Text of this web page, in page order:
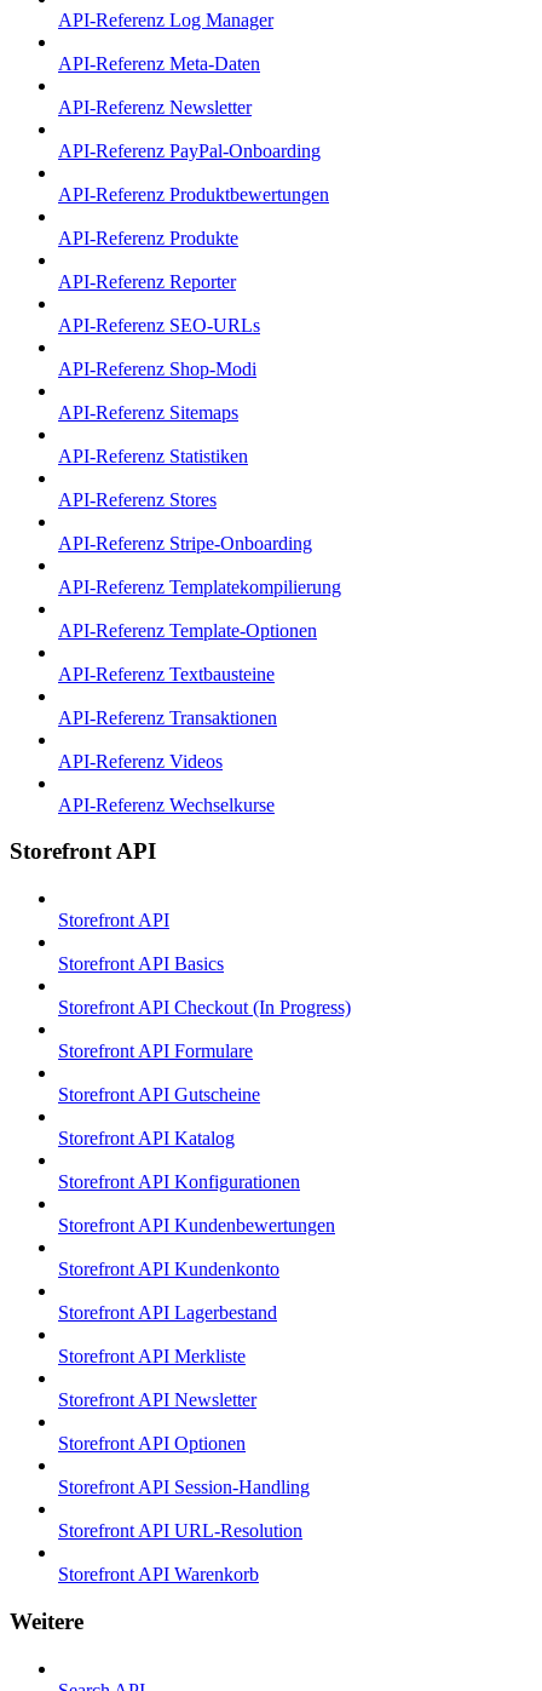
API-Referenz Log Manager
API-Referenz Meta-Daten
API-Referenz Newsletter
API-Referenz PayPal-Onboarding
API-Referenz Produktbewertungen
API-Referenz Produkte
API-Referenz Reporter
API-Referenz SEO-URLs
API-Referenz Shop-Modi
API-Referenz Sitemaps
API-Referenz Statistiken
API-Referenz Stores
API-Referenz Stripe-Onboarding
API-Referenz Templatekompilierung
API-Referenz Template-Optionen
API-Referenz Textbausteine
API-Referenz Transaktionen
API-Referenz Videos
API-Referenz Wechselkurse
Storefront API
Storefront API
Storefront API Basics
Storefront API Checkout (In Progress)
Storefront API Formulare
Storefront API Gutscheine
Storefront API Katalog
Storefront API Konfigurationen
Storefront API Kundenbewertungen
Storefront API Kundenkonto
Storefront API Lagerbestand
Storefront API Merkliste
Storefront API Newsletter
Storefront API Optionen
Storefront API Session-Handling
Storefront API URL-Resolution
Storefront API Warenkorb
Weitere